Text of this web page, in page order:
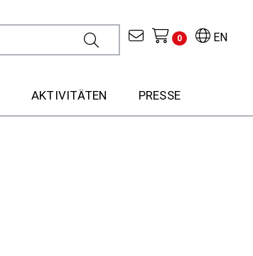
EN
0
AKTIVITÄTEN PRESSE